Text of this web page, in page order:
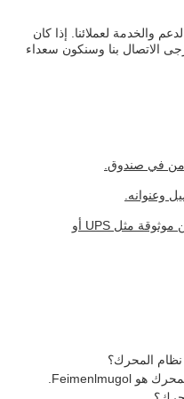
والخدمة لعملائنا. إذا كان
الاتصال بنا وسنكون سعداء
في صندوق.
وعنوانه.
سيتم شحن الشحنة بواسطة خدمة شحن موثوقة مثل UPS أو